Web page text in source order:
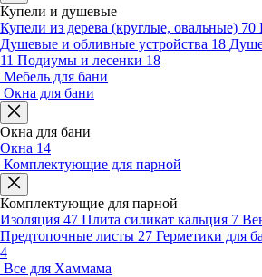
Купели и душевые
Купели из дерева (круглые, овальные) 70
Душевые и обливные устройства 18
11 Подиумы и лесенки 18
Мебель для бани
Окна для бани
Окна для бани
Окна 14
Комплектующие для парной
Комплектующие для парной
Изоляция 47 Плита силикат кальция 7
Предтопочные листы 27 Герметики для
4
Все для Хаммама